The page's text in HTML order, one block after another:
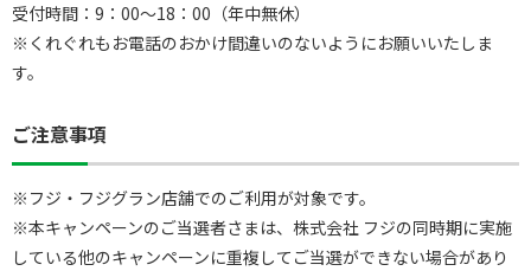
受付時間：9：00～18：00（年中無休）
※くれぐれもお電話のおかけ間違いのないようにお願いいたしま
す。
ご注意事項
※フジ・フジグラン店舗でのご利用が対象です。
※本キャンペーンのご当選者さまは、株式会社 フジの同時期に実施
している他のキャンペーンに重複してご当選ができない場合があり